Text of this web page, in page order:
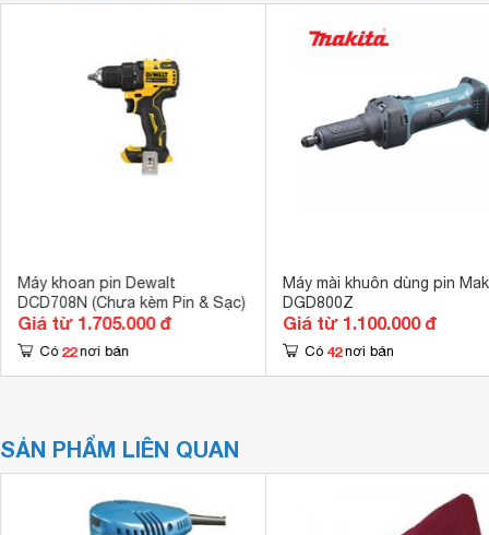
Máy khoan pin Dewalt
DCD708N (Chưa kèm Pin & Sạc)
Giá từ 1.705.000 đ
Có 22 nơi bán
Máy mài khuôn dùng pin
DGD800Z
Giá từ 1.100.000 đ
Có 42 nơi bán
SẢN PHẨM LIÊN QUAN